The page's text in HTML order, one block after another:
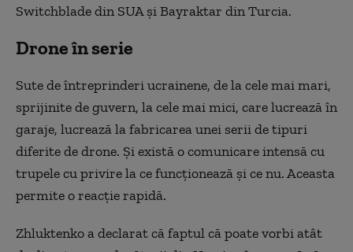
Switchblade din SUA și Bayraktar din Turcia.
Drone în serie
Sute de întreprinderi ucrainene, de la cele mai mari,
sprijinite de guvern, la cele mai mici, care lucrează în
garaje, lucrează la fabricarea unei serii de tipuri
diferite de drone. Și există o comunicare intensă cu
trupele cu privire la ce funcționează și ce nu. Aceasta
permite o reacție rapidă.
Zhluktenko a declarat că faptul că poate vorbi atât